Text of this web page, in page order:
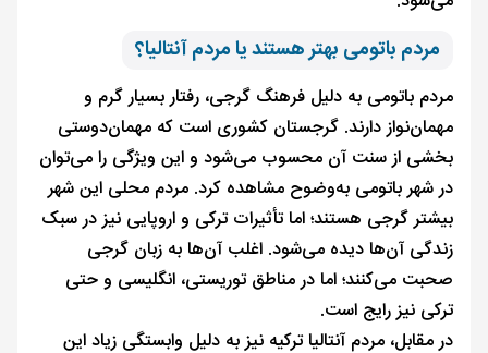
مردم باتومی بهتر هستند یا مردم آنتالیا؟
مردم باتومی به دلیل فرهنگ گرجی، رفتار بسیار گرم و
مهمان‌نواز دارند. گرجستان کشوری است که مهمان‌دوستی
بخشی از سنت آن محسوب می‌شود و این ویژگی را می‌توان
در شهر باتومی به‌وضوح مشاهده کرد. مردم محلی این شهر
بیشتر گرجی هستند؛ اما تأثیرات ترکی و اروپایی نیز در سبک
زندگی آن‌ها دیده می‌شود. اغلب آن‌ها به زبان گرجی
صحبت می‌کنند؛ اما در مناطق توریستی، انگلیسی و حتی
ترکی نیز رایج است.
در مقابل، مردم آنتالیا ترکیه نیز به دلیل وابستگی زیاد این